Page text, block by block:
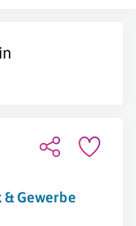
Gewerbe